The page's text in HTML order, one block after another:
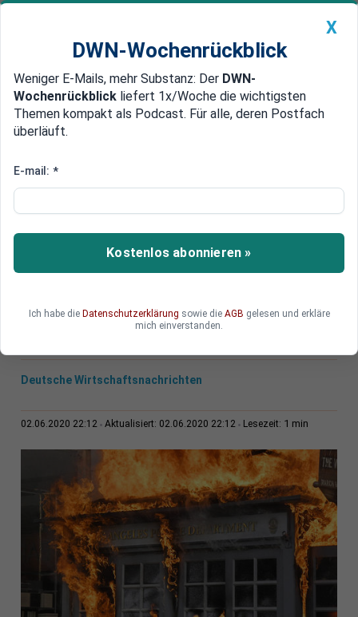
Newsticker MEIN DWN: Geldanlage Premium
Edelmetalle DWN-Magazin China
Terrorismus: Das FBI ermittelt
US-Generalstaatsanwalt William P. Barr hat
verkündet, dass das FBI und die
Generalstaatsanwaltschaft gegen die Antifa
Terrorismus“ ermittelt.
Deutsche Wirtschaftsnachrichten
02.06.2020 22:12 Aktualisiert: 02.06.2020 22:12 Lesezeit: 1 min
X
DWN-Wochenrückblick
Weniger E-Mails, mehr Substanz: Der DWN-
Wochenrückblick liefert 1x/Woche die wichtigsten
Themen kompakt als Podcast. Für alle, deren Postfach
überläuft.
E-mail: *
Kostenlos abonnieren »
Ich habe die Datenschutzerklärung sowie die AGB gelesen und erkläre
mich einverstanden.